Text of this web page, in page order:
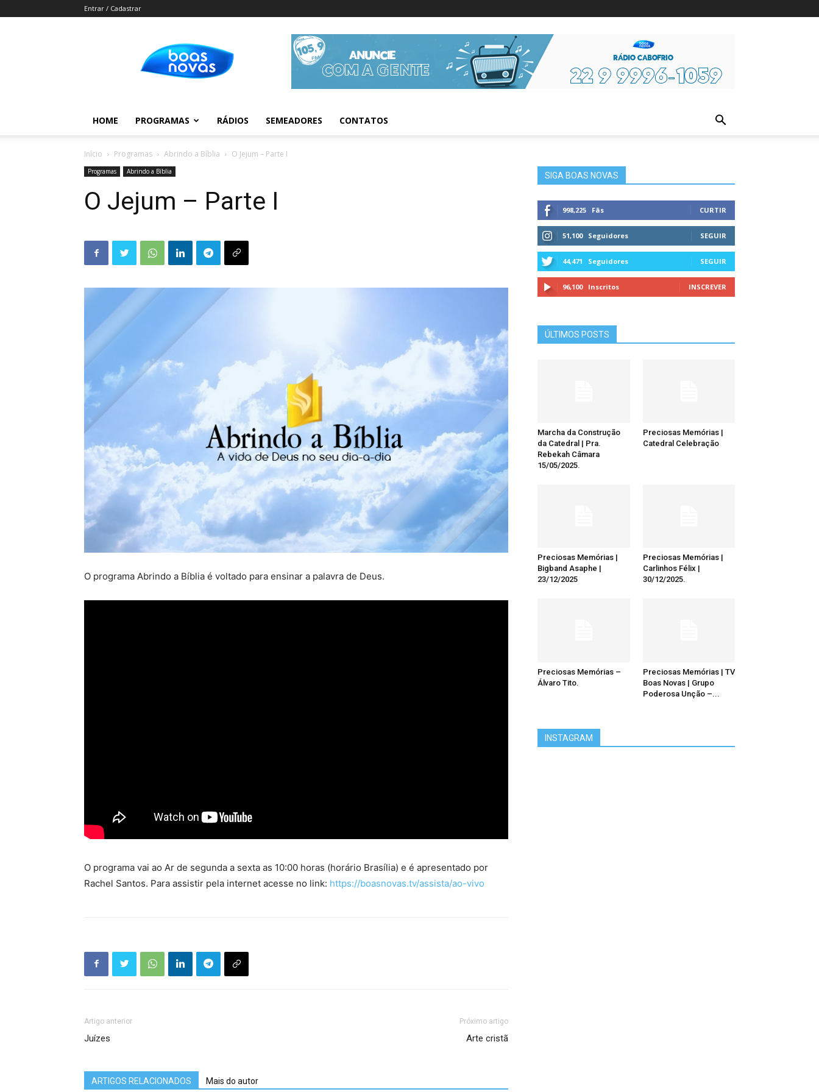
Entrar / Cadastrar
Novas
Informações da Figura
HOME PROGRAMAS RÁDIOS SEMEADORES CONTATOS
Início Programas Abrindo a Bíblia O Jejum – Parte I
Programas Abrindo a Bíblia
O Jejum – Parte I
O programa Abrindo a Bíblia é voltado para ensinar a palavra de Deus.
O programa vai ao Ar de segunda a sexta as 10:00 horas (horário Brasília) e é apresentado por
Rachel Santos. Para assistir pela internet acesse no link: https://boasnovas.tv/assista/ao-vivo
Artigo anterior
Juízes
Próximo artigo
Arte cristã
ARTIGOS RELACIONADOS Mais do autor
SIGA BOAS NOVAS
998,225 Fãs CURTIR
51,100 Seguidores SEGUIR
44,471 Seguidores SEGUIR
96,100 Inscritos INSCREVER
ÚLTIMOS POSTS
Marcha da Construção
da Catedral | Pra.
Rebekah Câmara
15/05/2025.
Preciosas Memórias |
Catedral Celebração
Preciosas Memórias |
Bigband Asaphe |
23/12/2025
Preciosas Memórias |
Carlinhos Félix |
30/12/2025.
Preciosas Memórias –
Álvaro Tito.
Preciosas Memórias | TV
Boas Novas | Grupo
Poderosa Unção –...
INSTAGRAM